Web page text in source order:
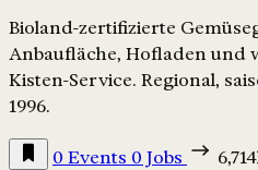
Bioland-zertifizierte
Anbaufläche, Hofladen und
Kisten-Service. Regional,
1996.
0 Events 0 Jobs